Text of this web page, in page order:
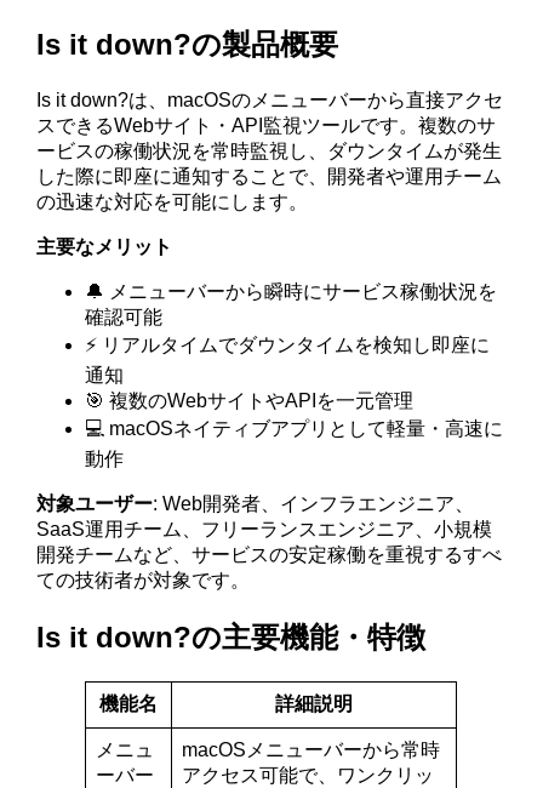
Is it down?の製品概要
Is it down?は、macOSのメニューバーから直接アクセ
スできるWebサイト・API監視ツールです。複数のサ
ービスの稼働状況を常時監視し、ダウンタイムが発生
した際に即座に通知することで、開発者や運用チーム
の迅速な対応を可能にします。
主要なメリット
🔔 メニューバーから瞬時にサービス稼働状況を
確認可能
⚡ リアルタイムでダウンタイムを検知し即座に
通知
🎯 複数のWebサイトやAPIを一元管理
💻 macOSネイティブアプリとして軽量・高速に
動作
対象ユーザー: Web開発者、インフラエンジニア、
SaaS運用チーム、フリーランスエンジニア、小規模
開発チームなど、サービスの安定稼働を重視するすべ
ての技術者が対象です。
Is it down?の主要機能・特徴
機能名 詳細説明
メニュ
ーバー
macOSメニューバーから常時
アクセス可能で、ワンクリッ